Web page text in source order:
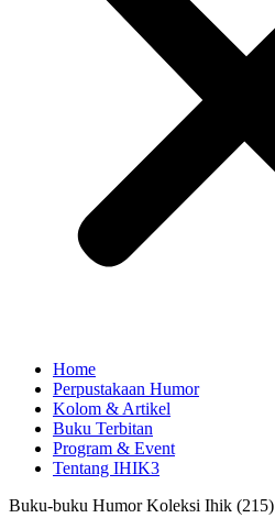
Home
Perpustakaan Humor
Kolom & Artikel
Buku Terbitan
Program & Event
Tentang IHIK3
Buku-buku Humor Koleksi Ihik (215)